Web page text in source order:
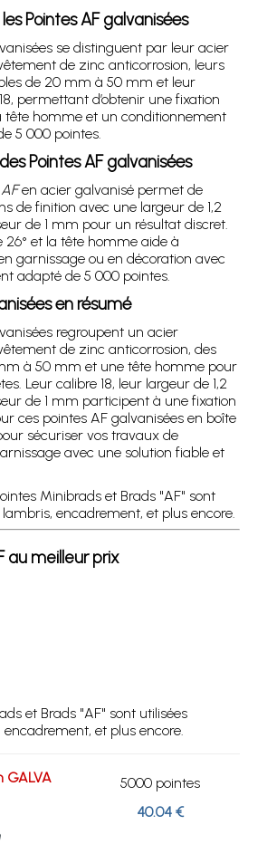
Pointes AF galvanisées
se distinguent par leur acier
de zinc anticorrosion, leurs
de 20 mm à 50 mm et leur
permettant d’obtenir une fixation
tête homme et un conditionnement
5 000 pointes.
Pointes AF galvanisées
en acier galvanisé permet de
de finition avec une largeur de 1,2
de 1 mm pour un résultat discret.
26° et la tête homme aide à
garnissage ou en décoration avec
adapté de 5 000 pointes.
en résumé
regroupent un acier
de zinc anticorrosion, des
à 50 mm et une tête homme pour
Leur calibre 18, leur largeur de 1,2
de 1 mm participent à une fixation
ces pointes AF galvanisées en boîte
sécuriser vos travaux de
avec une solution fiable et
Minibrads et Brads "AF" sont
encadrement, et plus encore.
au meilleur prix
et Brads "AF" sont utilisées
et plus encore.
GALVA
5000 pointes
40.04 €